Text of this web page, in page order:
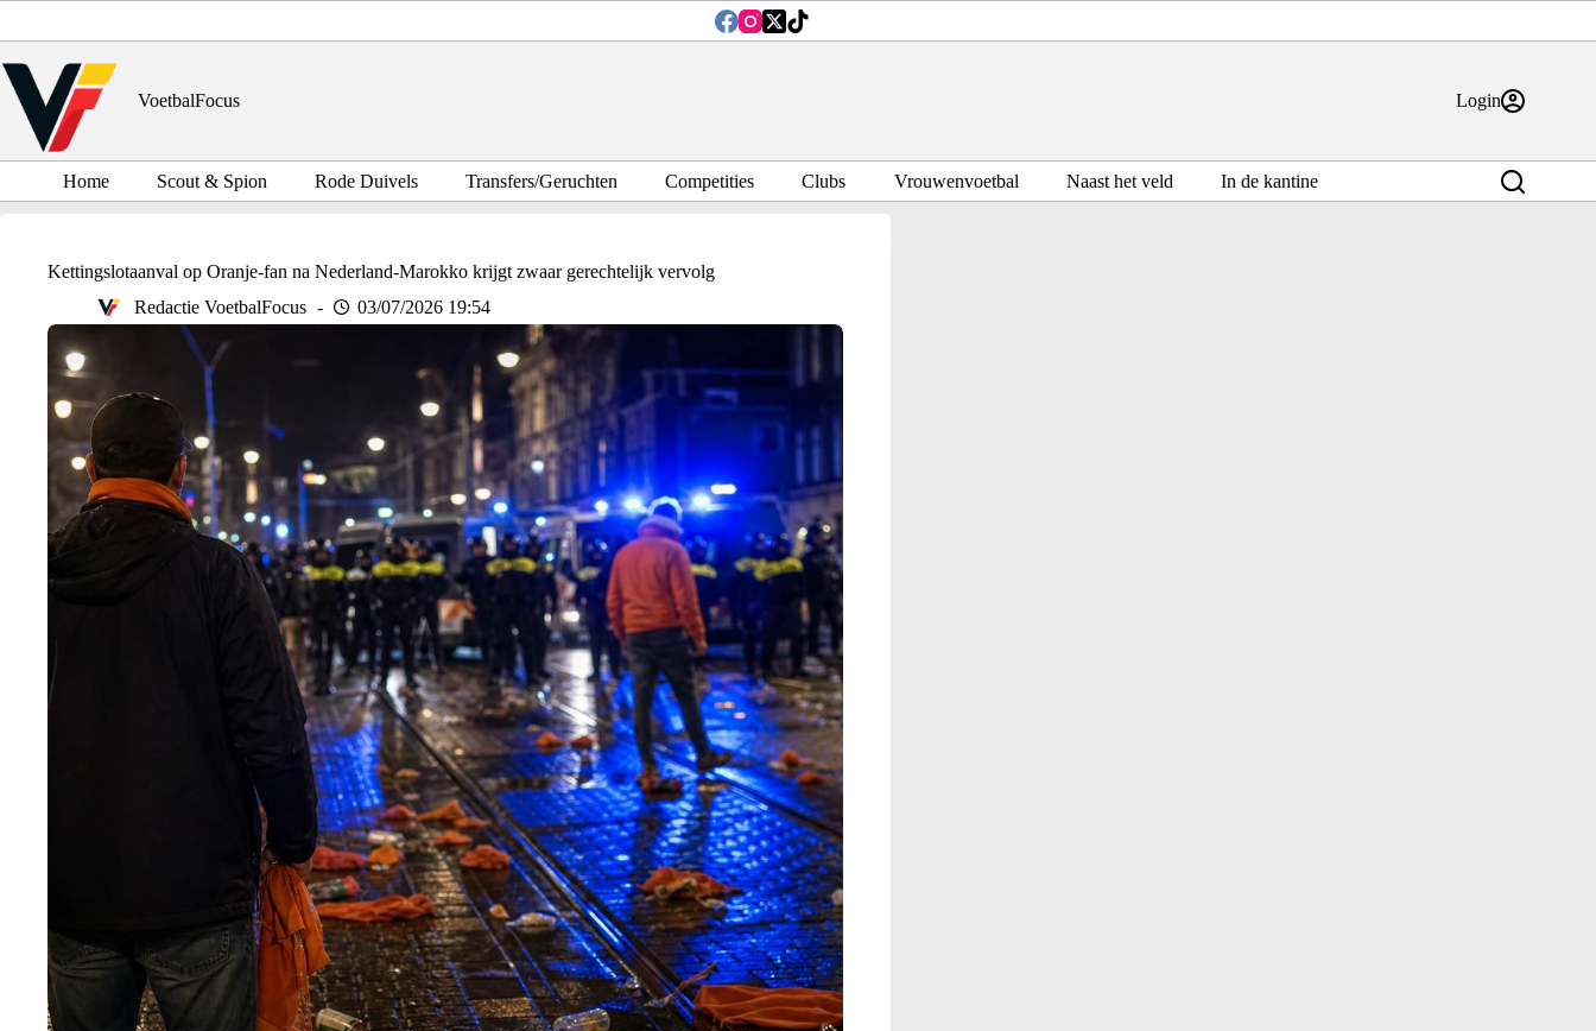
inhoud
VoetbalFocus
Login
Home Scout & Spion Rode Duivels Transfers/Geruchten Competities Clubs Vrouwenvoetbal Naast het veld In de kantine
Kettingslotaanval op Oranje-fan na Nederland-Marokko krijgt zwaar gerechtelijk vervolg
Redactie VoetbalFocus
03/07/2026 19:54